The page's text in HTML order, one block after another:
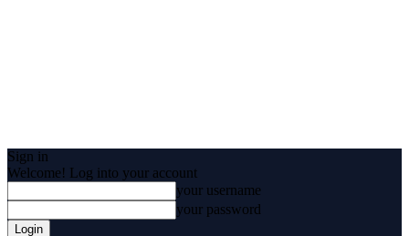
Sign in
Welcome! Log into your account
your username
your password